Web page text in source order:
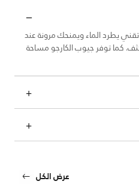
يطرد الماء ويمنحك مرونة عند
كما توفر جيوب الكارجو مساحة
عرض الكل